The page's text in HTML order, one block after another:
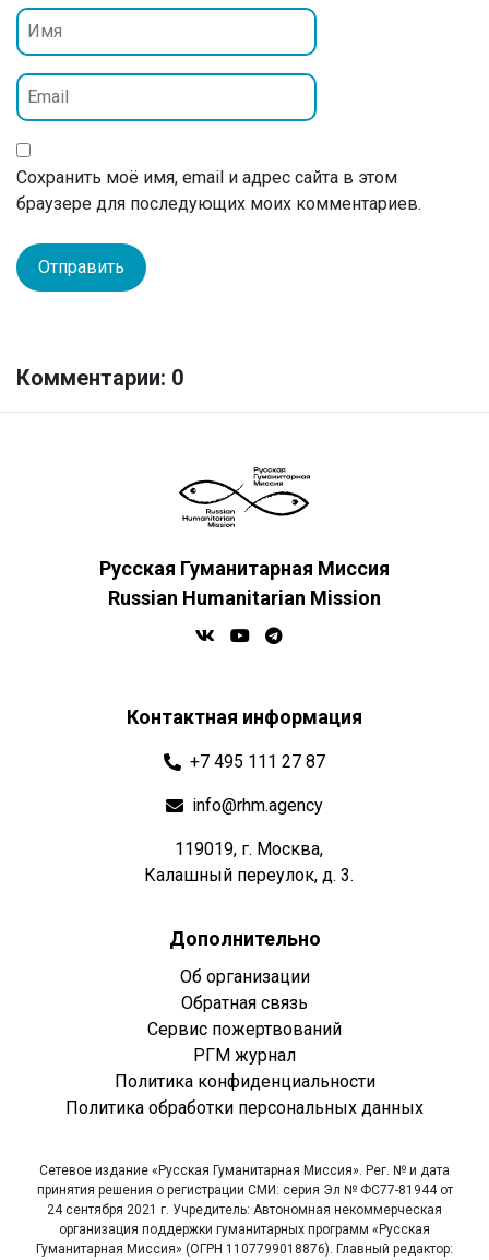
Сохранить моё имя, email и адрес сайта в этом
браузере для последующих моих комментариев.
Комментарии: 0
Русская Гуманитарная Миссия
Russian Humanitarian Mission
Контактная информация
+7 495 111 27 87
info@rhm.agency
119019, г. Москва,
Калашный переулок, д. 3.
Дополнительно
Об организации
Обратная связь
Сервис пожертвований
РГМ журнал
Политика конфиденциальности
Политика обработки персональных данных
Сетевое издание «Русская Гуманитарная Миссия». Рег. № и дата
принятия решения о регистрации СМИ: серия Эл № ФС77-81944 от
24 сентября 2021 г. Учредитель: Автономная некоммерческая
организация поддержки гуманитарных программ «Русская
Гуманитарная Миссия» (ОГРН 1107799018876). Главный редактор: